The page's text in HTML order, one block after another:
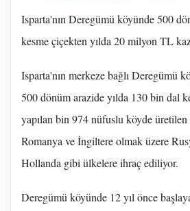
Isparta'nın Deregümü köyünde 500
kesme çiçekten yılda 20 milyon TL
Isparta'nın merkeze bağlı Deregümü
500 dönüm arazide yılda 130 bin dal
yapılan bin 974 nüfuslu köyde üretilen
Romanya ve İngiltere olmak üzere
Hollanda gibi ülkelere ihraç ediliyor.
Deregümü köyünde 12 yıl önce